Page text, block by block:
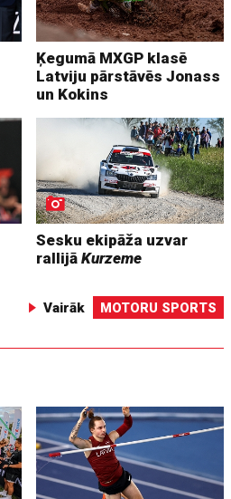
Ķegumā MXGP klasē
Latviju pārstāvēs Jonass
un Kokins
Sesku ekipāža uzvar
rallijāKurzeme
Vairāk MOTORU SPORTS